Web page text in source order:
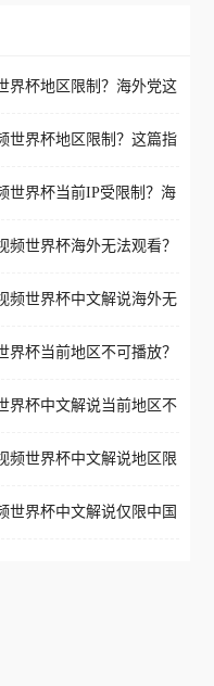
、留学、定居等，都
所困扰。
速器，即可解决「海
制」的问题，无论人
拿大、澳大利亚、欧
居等，都可以使用，
界杯地区限制？海外党这
世界杯地区限制？这篇指
世界杯当前IP受限制？海
频世界杯海外无法观看？
频世界杯中文解说海外无
界杯当前地区不可播放？
界杯中文解说当前地区不
频世界杯中文解说地区限
世界杯中文解说仅限中国